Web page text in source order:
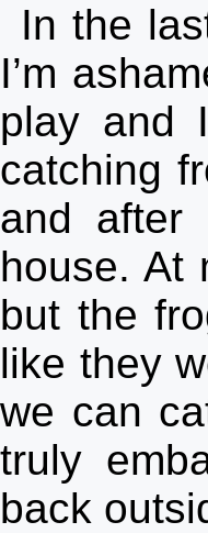
In the
I’m
play and
catching
and after
house. At
but the
like they
we can
truly
back